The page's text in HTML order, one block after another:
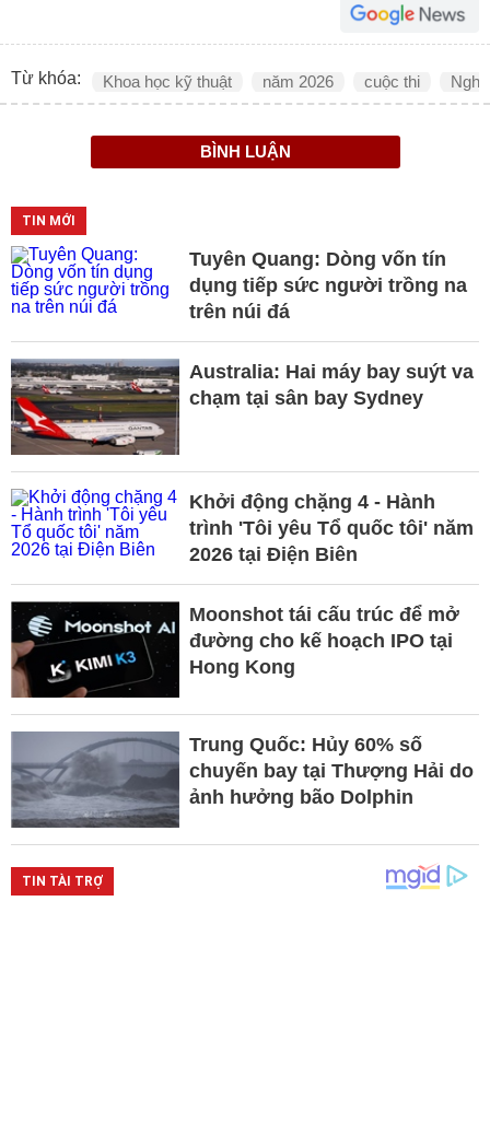
Từ khóa: Khoa học kỹ thuật năm 2026 cuộc thi Nghị
BÌNH LUẬN
TIN MỚI
Tuyên Quang: Dòng vốn tín
dụng tiếp sức người trồng na
trên núi đá
Australia: Hai máy bay suýt va
chạm tại sân bay Sydney
Khởi động chặng 4 - Hành
trình 'Tôi yêu Tổ quốc tôi' năm
2026 tại Điện Biên
Moonshot tái cấu trúc để mở
đường cho kế hoạch IPO tại
Hong Kong
Trung Quốc: Hủy 60% số
chuyến bay tại Thượng Hải do
ảnh hưởng bão Dolphin